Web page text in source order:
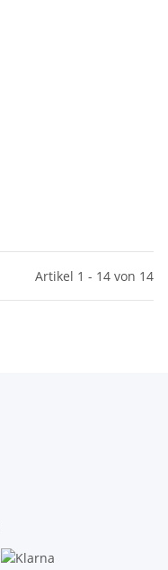
Artikel 1 - 14 von 14